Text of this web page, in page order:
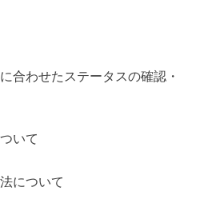
合わせたステータスの確認・
いて
について